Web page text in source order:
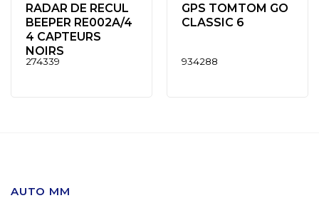
RADAR DE RECUL
BEEPER RE002A/4
4 CAPTEURS
NOIRS
274339
GPS TOMTOM GO
CLASSIC 6
934288
AUTO MM